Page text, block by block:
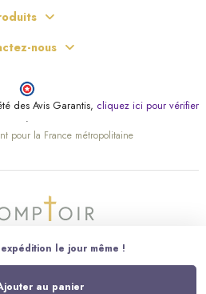
le jour même !
au panier
nous
des Avis Garantis, cliquez ici pour vérifier
.
pour la France métropolitaine